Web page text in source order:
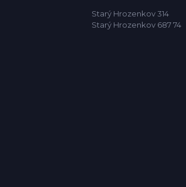
Starý Hrozenkov 314
Starý Hrozenkov 687 74